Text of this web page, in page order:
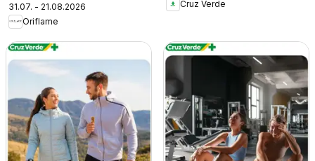
31.07. - 21.08.2026
Oriflame
Cruz Verde